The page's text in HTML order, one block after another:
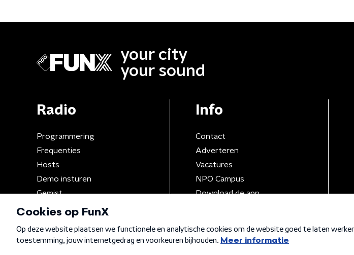
your city
your sound
Radio
Programmering
Frequenties
Hosts
Demo insturen
Gemist
Info
Contact
Adverteren
Vacatures
NPO Campus
Download de app
Algemene voorwaarden Privacybeleid